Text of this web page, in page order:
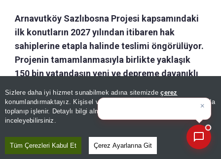
Sizlere daha iyi hizmet sunabilmek adına sitemizdeçerez
konumlandırmaktayız. Kişisel verileriniz, KVKK ve GDPR kapsamında
toplanıp işlenir. Detaylı bilgi almak için
inceleyebilirsiniz.
Tüm Çerezleri Kabul Et Çerez Ayarlarına Git
Arnavutköy Sazlıbosna Projesi kapsamındaki
ilk konutların 2027 yılından itibaren hak
sahiplerine etapla halinde teslimi öngörülüyor.
Projenin tamamlanmasıyla birlikte yaklaşık
150 bin vatandaşın yeni ve depreme dayanıklı
×
Bugünün öne çıkan manşetleri